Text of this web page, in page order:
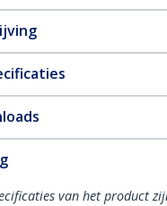
van het product